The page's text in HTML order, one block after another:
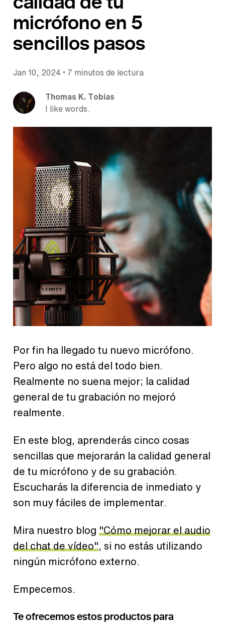
micrófono en 5
sencillos pasos
Jan 10, 2024 • 7 minutos de lectura
Thomas K. Tobias
I like words.
Por fin ha llegado tu nuevo micrófono.
Pero algo no está del todo bien.
Realmente no suena mejor; la calidad
general de tu grabación no mejoró
realmente.
En este blog, aprenderás cinco cosas
sencillas que mejorarán la calidad general
de tu micrófono y de su grabación.
Escucharás la diferencia de inmediato y
son muy fáciles de implementar.
Mira nuestro blog "Cómo mejorar el audio
del chat de vídeo", si no estás utilizando
ningún micrófono externo.
Empecemos.
Te ofrecemos estos productos para